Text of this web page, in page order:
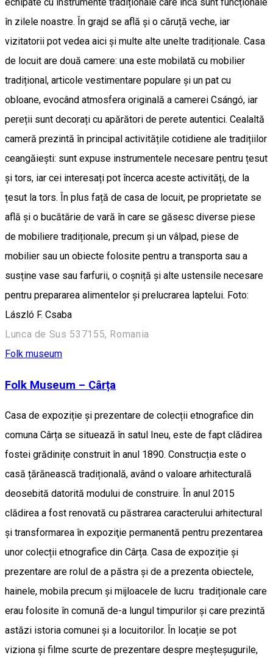
în zilele noastre. În grajd se află și o căruță veche, iar
vizitatorii pot vedea aici și multe alte unelte tradiționale. Casa
de locuit are două camere: una este mobilată cu mobilier
tradițional, articole vestimentare populare și un pat cu
obloane, evocând atmosfera originală a camerei Csángó, iar
pereții sunt decorați cu apărători de perete autentici. Cealaltă
cameră prezintă în principal activitățile cotidiene ale tradițiilor
ceangăiești: sunt expuse instrumentele necesare pentru țesut
și tors, iar cei interesați pot încerca aceste activități, de la
țesut la tors. În plus față de casa de locuit, pe proprietate se
află și o bucătărie de vară în care se găsesc diverse piese
de mobiliere tradiționale, precum și un vâlpad, piese de
mobilier sau un obiecte folosite pentru a transporta sau a
susține vase sau farfurii, o coșniță și alte ustensile necesare
pentru prepararea alimentelor și prelucrarea laptelui. Foto:
László F. Csaba
Lunca de Sus 537155, Romania
Folk museum
Folk Museum – Cârța
Casa de expoziție și prezentare de colecții etnografice din
comuna Cârța se situează în satul Ineu, este de fapt clădirea
fostei grădinițe construit în anul 1890. Construcția este o
casă țărănească tradițională, având o valoare arhitecturală
deosebită datorită modului de construire. În anul 2015
clădirea a fost renovată cu păstrarea caracterului arhitectural
și transformarea în expoziţie permanentă pentru prezentarea
unor colecții etnografice din Cârța. Casa de expoziție și
prezentare are rolul de a păstra și de a prezenta obiectele,
hainele, mobila precum și mijloacele de lucru tradiționale care
erau folosite în comună de-a lungul timpurilor și care prezintă
astăzi istoria comunei și a locuitorilor. În locație se pot
viziona și filme scurte de prezentare despre meșteșugurile,